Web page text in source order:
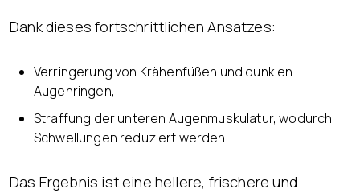
Dank dieses fortschrittlichen Ansatzes:
Verringerung von Krähenfüßen und dunklen
Augenringen,
Straffung der unteren Augenmuskulatur, wodurch
Schwellungen reduziert werden.
Das Ergebnis ist eine hellere, frischere und